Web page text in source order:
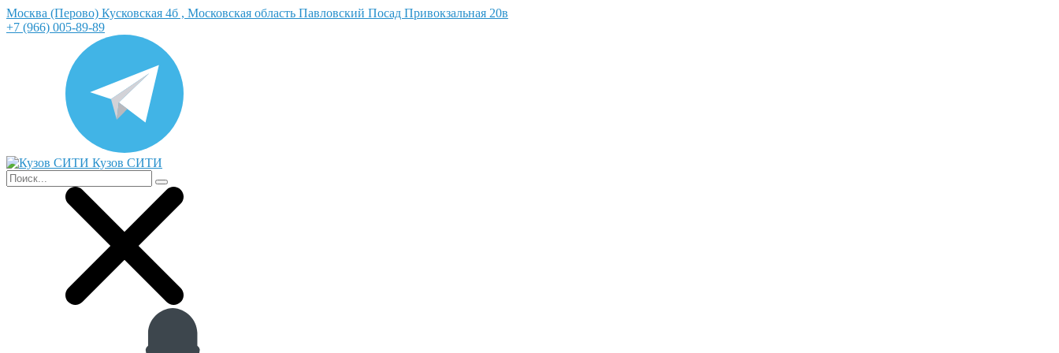
Москва (Перово) Кусковская 4б , Московская область Павловский Посад Привокзальная 20в
+7 (966) 005-89-89
Кузов СИТИ